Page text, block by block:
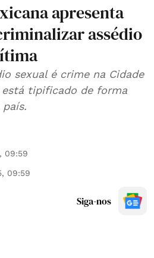
apresenta
assédio
sexual é crime na Cidade
está tipificado de forma
09:59
09:59
Siga-nos